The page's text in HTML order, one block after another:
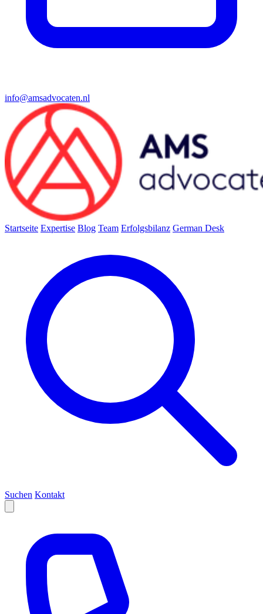
info@amsadvocaten.nl
Startseite Expertise Blog Team Erfolgsbilanz German Desk
Suchen Kontakt